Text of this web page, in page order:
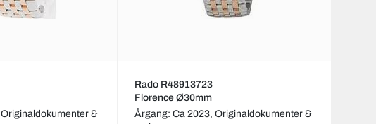
Originaldokumenter &
Rado R48913723
Florence Ø30mm
Årgang: Ca 2023, Originaldokumenter &